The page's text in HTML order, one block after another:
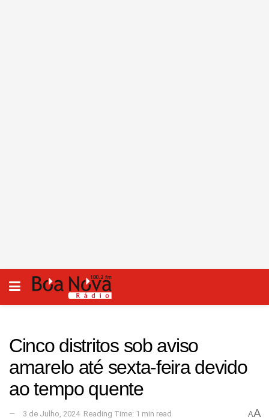
Cinco distritos sob aviso
amarelo até sexta-feira devido
ao tempo quente
3 de Julho, 2024 Reading Time: 1 min read AA